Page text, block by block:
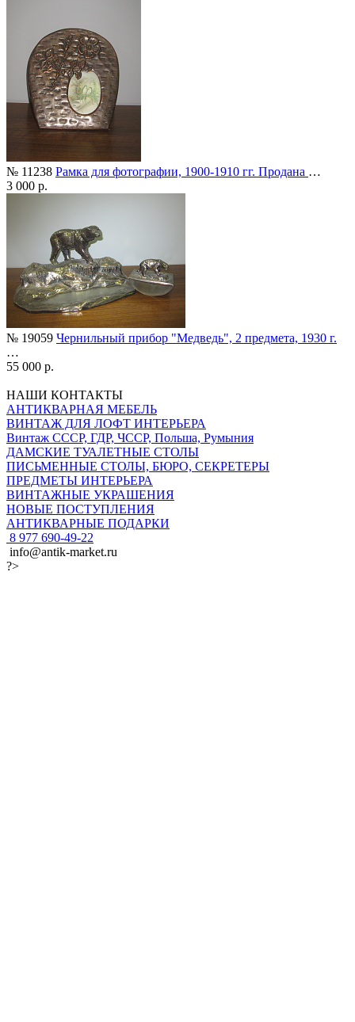
№ 11238 Рамка для фотографии, 1900-1910 гг. Продана …
3 000 р.
№ 19059 Чернильный прибор "Медведь", 2 предмета, 1930 г.
…
55 000 р.
НАШИ КОНТАКТЫ
АНТИКВАРНАЯ МЕБЕЛЬ
ВИНТАЖ ДЛЯ ЛОФТ ИНТЕРЬЕРА
Винтаж СССР, ГДР, ЧССР, Польша, Румыния
ДАМСКИЕ ТУАЛЕТНЫЕ СТОЛЫ
ПИСЬМЕННЫЕ СТОЛЫ, БЮРО, СЕКРЕТЕРЫ
ПРЕДМЕТЫ ИНТЕРЬЕРА
ВИНТАЖНЫЕ УКРАШЕНИЯ
НОВЫЕ ПОСТУПЛЕНИЯ
АНТИКВАРНЫЕ ПОДАРКИ
8 977 690-49-22
info@antik-market.ru
?>